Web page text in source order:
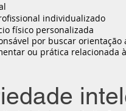
individualizado
físico personalizada
por buscar
ou prática relacionada